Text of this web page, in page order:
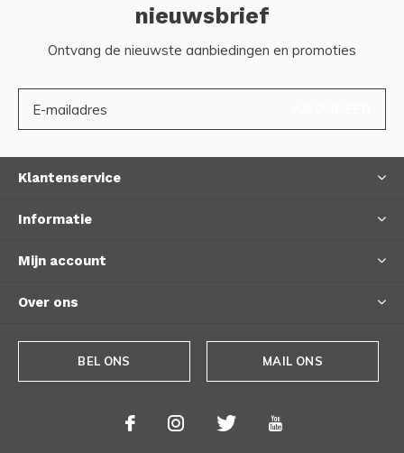
nieuwsbrief
Ontvang de nieuwste aanbiedingen en promoties
Klantenservice
Informatie
Mijn account
Over ons
BEL ONS MAIL ONS